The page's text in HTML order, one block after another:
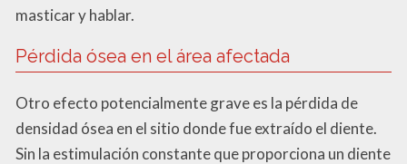
masticar y hablar.
Pérdida ósea en el área afectada
Otro efecto potencialmente grave es la pérdida de
densidad ósea en el sitio donde fue extraído el diente.
Sin la estimulación constante que proporciona un diente